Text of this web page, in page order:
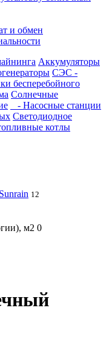
и обмен
Аккумуляторы
СЭС -
бесперебойного
Солнечные
- Насосные станции
Светодиодное
котлы
Sunrain 12
м2 0